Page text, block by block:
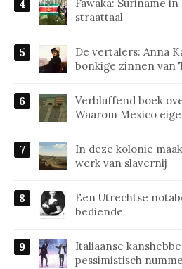
Fawaka: Suriname
straattaal
De vertalers: Anna
bonkige zinnen van
Verbluffend boek
Waarom Mexico
In deze kolonie
werk van slavernij
Een Utrechtse
bediende
Italiaanse
pessimistisch